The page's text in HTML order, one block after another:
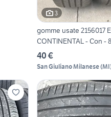
3
gomme usate 2156017
CONTINENTAL - Con -
40 €
San Giuliano Milanese(MI